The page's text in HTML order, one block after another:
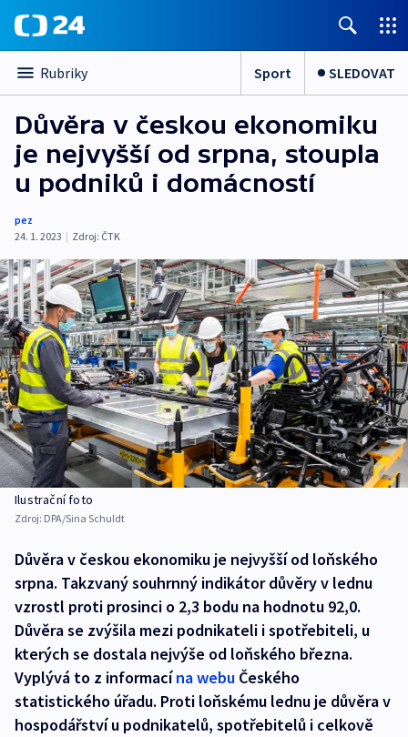
Rubriky Sport SLEDOVAT
Důvěra v českou ekonomiku
je nejvyšší od srpna, stoupla
u podniků i domácností
pez
24. 1. 2023 | Zdroj: ČTK
Ilustrační foto
Zdroj: DPA/Sina Schuldt
Důvěra v českou ekonomiku je nejvyšší od loňského
srpna. Takzvaný souhrnný indikátor důvěry v lednu
vzrostl proti prosinci o 2,3 bodu na hodnotu 92,0.
Důvěra se zvýšila mezi podnikateli i spotřebiteli, u
kterých se dostala nejvýše od loňského března.
Vyplývá to z informacína webu Českého
statistického úřadu. Proti loňskému lednu je důvěra v
hospodářství u podnikatelů, spotřebitelů i celkově